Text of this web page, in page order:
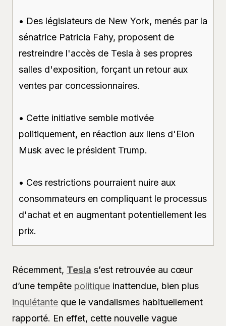
• Des législateurs de New York, menés par la
sénatrice Patricia Fahy, proposent de
restreindre l'accès de Tesla à ses propres
salles d'exposition, forçant un retour aux
ventes par concessionnaires.
• Cette initiative semble motivée
politiquement, en réaction aux liens d'Elon
Musk avec le président Trump.
• Ces restrictions pourraient nuire aux
consommateurs en compliquant le processus
d'achat et en augmentant potentiellement les
prix.
Récemment, Tesla s’est retrouvée au cœur
d’une tempête politique inattendue, bien plus
inquiétante que le vandalismes habituellement
rapporté. En effet, cette nouvelle vague